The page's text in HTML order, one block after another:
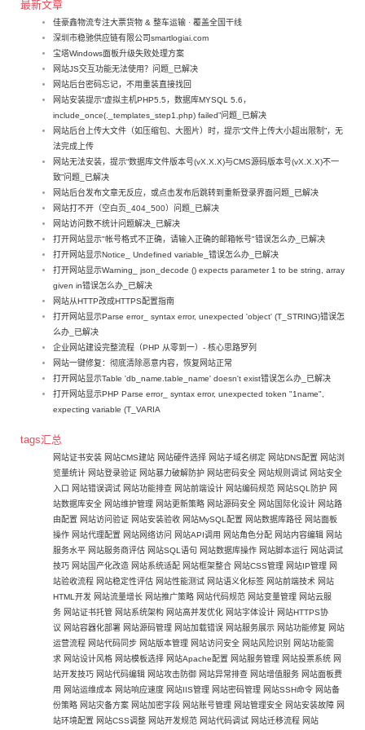
最新文章
佳豪鑫物流专注大票货物 & 整车运输 · 覆盖全国干线
深圳市稳驰供应链有限公司smartlogiai.com
宝塔Windows面板升级失败处理方案
网站JS交互功能无法使用？问题_已解决
网站后台密码忘记，不用重装直接找回
网站安装提示“虚拟主机PHP5.5，数据库MYSQL 5.6，
include_once(._templates_step1.php) failed”问题_已解决
网站后台上传大文件（如压缩包、大图片）时，提示“文件上传大小超出限制”，无
法完成上传
网站无法安装，提示“数据库文件版本号(vX.X.X)与CMS源码版本号(vX.X.X)不一
致”问题_已解决
网站后台发布文章无反应，或点击发布后跳转到重新登录界面问题_已解决
网站打不开（空白页_404_500）问题_已解决
网站访问数不统计问题解决_已解决
打开网站显示"帐号格式不正确，请输入正确的邮箱帐号"错误怎么办_已解决
打开网站显示Notice_ Undefined variable_错误怎么办_已解决
打开网站显示Warning_ json_decode () expects parameter 1 to be string, array
given in错误怎么办_已解决
网站从HTTP改成HTTPS配置指南
打开网站显示Parse error_ syntax error, unexpected 'object' (T_STRING)错误怎
么办_已解决
企业网站建设完整流程（PHP 从零到一）- 核心思路罗列
网站一键修复：彻底清除恶意内容，恢复网站正常
打开网站显示Table 'db_name.table_name' doesn't exist错误怎么办_已解决
打开网站显示PHP Parse error_ syntax error, unexpected token "1name",
expecting variable (T_VARIA
tags汇总
网站证书安装 网站CMS建站 网站硬件选择 网站子域名绑定 网站DNS配置 网站浏
览量统计 网站登录验证 网站暴力破解防护 网站密码安全 网站规则调试 网站安全
入口 网站错误调试 网站功能排查 网站前端设计 网站编码规范 网站SQL防护 网
站数据库安全 网站维护管理 网站更新策略 网站源码安全 网站国际化设计 网站路
由配置 网站访问验证 网站安装验收 网站MySQL配置 网站数据库路径 网站面板
操作 网站代理配置 网站网络访问 网站API调用 网站角色分配 网站内容编辑 网站
服务水平 网站服务商评估 网站SQL语句 网站数据库操作 网站脚本运行 网站调试
技巧 网站国产化改造 网站系统适配 网站框架整合 网站CSS管理 网站IP管理 网
站验收流程 网站稳定性评估 网站性能测试 网站语义化标签 网站前端技术 网站
HTML开发 网站流量增长 网站推广策略 网站代码规范 网站变量管理 网站云服
务 网站证书托管 网站系统架构 网站高并发优化 网站字体设计 网站HTTPS协
议 网站容器化部署 网站源码管理 网站加载错误 网站服务展示 网站功能修复 网站
运营流程 网站代码同步 网站版本管理 网站访问安全 网站风险识别
网站功能需
求 网站设计风格 网站模板选择 网站Apache配置 网站服务管理 网站投票系统 网
站开发技巧 网站代码编辑 网站攻击防御 网站异常排查 网站增值服务 网站面板费
用
网站运维成本 网站响应速度 网站IIS管理 网站密码管理 网站SSH命令 网站备
份策略 网站灾备方案 网站加密字段 网站账号管理 网站管理安全 网站安装故障 网
站环境配置 网站CSS调整 网站开发规范 网站代码调试 网站迁移流程 网站